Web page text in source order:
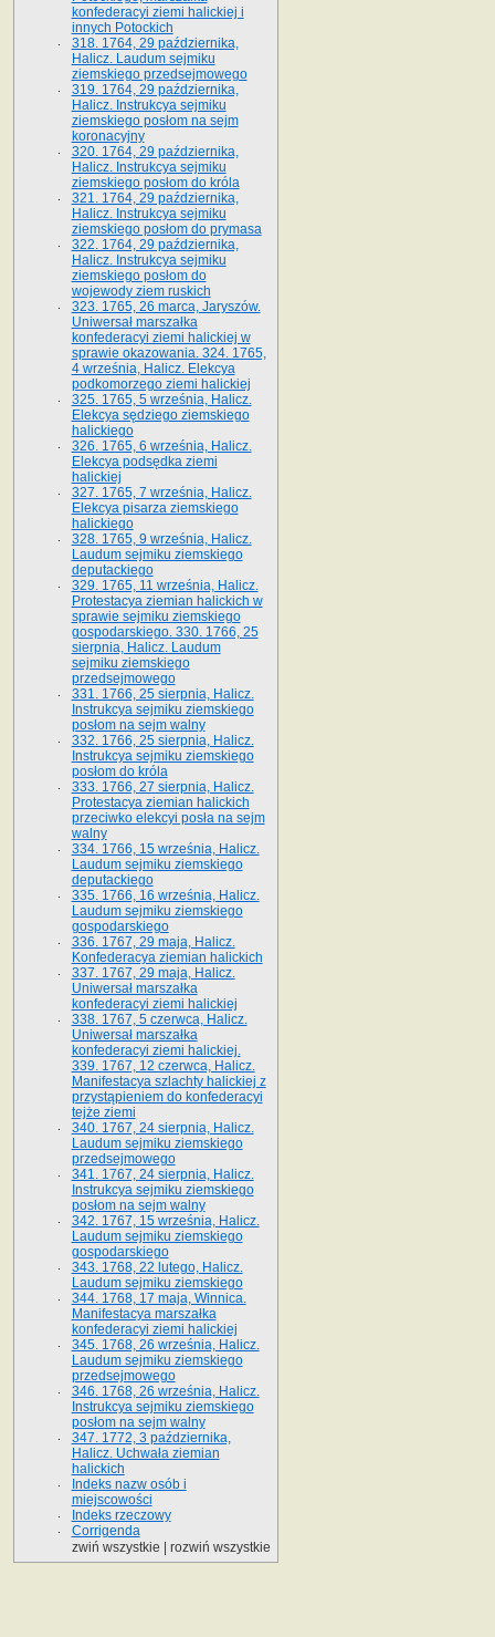
konfederacyi ziemi halickiej i
innych Potockich
318. 1764, 29 października,
Halicz. Laudum sejmiku
ziemskiego przedsejmowego
319. 1764, 29 października,
Halicz. Instrukcya sejmiku
ziemskiego posłom na sejm
koronacyjny
320. 1764, 29 października,
Halicz. Instrukcya sejmiku
ziemskiego posłom do króla
321. 1764, 29 października,
Halicz. Instrukcya sejmiku
ziemskiego posłom do prymasa
322. 1764, 29 października,
Halicz. Instrukcya sejmiku
ziemskiego posłom do
wojewody ziem ruskich
323. 1765, 26 marca, Jaryszów.
Uniwersał marszałka
konfederacyi ziemi halickiej w
sprawie okazowania. 324. 1765,
4 września, Halicz. Elekcya
podkomorzego ziemi halickiej
325. 1765, 5 września, Halicz.
Elekcya sędziego ziemskiego
halickiego
326. 1765, 6 września, Halicz.
Elekcya podsędka ziemi
halickiej
327. 1765, 7 września, Halicz.
Elekcya pisarza ziemskiego
halickiego
328. 1765, 9 września, Halicz.
Laudum sejmiku ziemskiego
deputackiego
329. 1765, 11 września, Halicz.
Protestacya ziemian halickich w
sprawie sejmiku ziemskiego
gospodarskiego. 330. 1766, 25
sierpnia, Halicz. Laudum
sejmiku ziemskiego
przedsejmowego
331. 1766, 25 sierpnia, Halicz.
Instrukcya sejmiku ziemskiego
posłom na sejm walny
332. 1766, 25 sierpnia, Halicz.
Instrukcya sejmiku ziemskiego
posłom do króla
333. 1766, 27 sierpnia, Halicz.
Protestacya ziemian halickich
przeciwko elekcyi posła na sejm
walny
334. 1766, 15 września, Halicz.
Laudum sejmiku ziemskiego
deputackiego
335. 1766, 16 września, Halicz.
Laudum sejmiku ziemskiego
gospodarskiego
336. 1767, 29 maja, Halicz.
Konfederacya ziemian halickich
337. 1767, 29 maja, Halicz.
Uniwersał marszałka
konfederacyi ziemi halickiej
338. 1767, 5 czerwca, Halicz.
Uniwersał marszałka
konfederacyi ziemi halickiej.
339. 1767, 12 czerwca, Halicz.
Manifestacya szlachty halickiej z
przystąpieniem do konfederacyi
tejże ziemi
340. 1767, 24 sierpnia, Halicz.
Laudum sejmiku ziemskiego
przedsejmowego
341. 1767, 24 sierpnia, Halicz.
Instrukcya sejmiku ziemskiego
posłom na sejm walny
342. 1767, 15 września, Halicz.
Laudum sejmiku ziemskiego
gospodarskiego
343. 1768, 22 lutego, Halicz.
Laudum sejmiku ziemskiego
344. 1768, 17 maja, Winnica.
Manifestacya marszałka
konfederacyi ziemi halickiej
345. 1768, 26 września, Halicz.
Laudum sejmiku ziemskiego
przedsejmowego
346. 1768, 26 września, Halicz.
Instrukcya sejmiku ziemskiego
posłom na sejm walny
347. 1772, 3 października,
Halicz. Uchwała ziemian
halickich
Indeks nazw osób i
miejscowości
Indeks rzeczowy
Corrigenda
zwiń wszystkie
rozwiń wszystkie